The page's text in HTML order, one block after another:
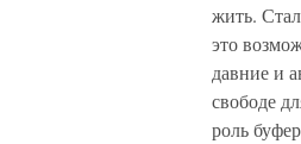
жить.
это
давние и
свободе
роль